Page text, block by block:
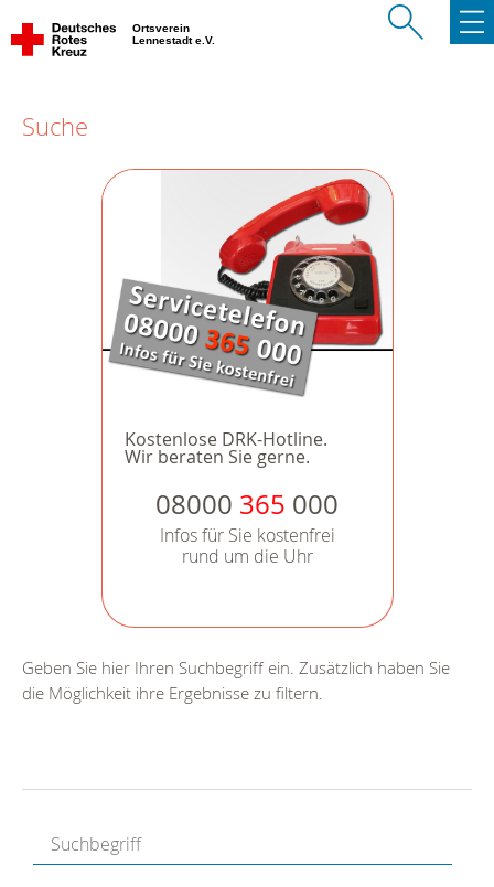
Ortsverein
Lennestadt e.V.
Suche
Kostenlose DRK-Hotline.
Wir beraten Sie gerne.
08000 365 000
Infos für Sie kostenfrei
rund um die Uhr
Geben Sie hier Ihren Suchbegriff ein. Zusätzlich haben Sie
die Möglichkeit ihre Ergebnisse zu filtern.